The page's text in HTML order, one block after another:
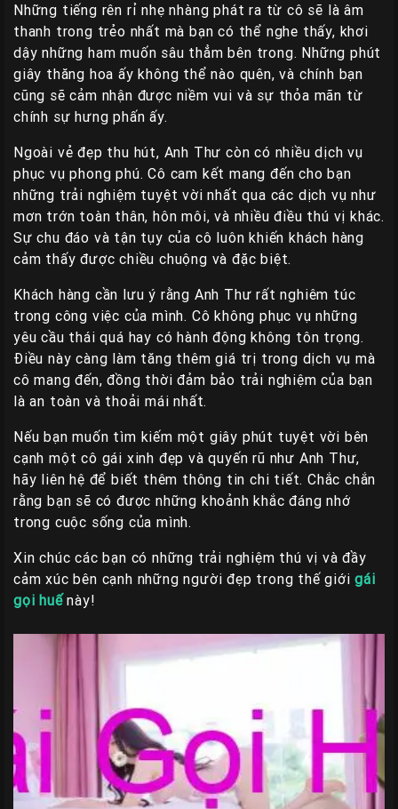
Những tiếng rên rỉ nhẹ nhàng phát ra từ cô sẽ là âm
thanh trong trẻo nhất mà bạn có thể nghe thấy, khơi
dậy những ham muốn sâu thẳm bên trong. Những phút
giây thăng hoa ấy không thể nào quên, và chính bạn
cũng sẽ cảm nhận được niềm vui và sự thỏa mãn từ
chính sự hưng phấn ấy.
Ngoài vẻ đẹp thu hút, Anh Thư còn có nhiều dịch vụ
phục vụ phong phú. Cô cam kết mang đến cho bạn
những trải nghiệm tuyệt vời nhất qua các dịch vụ như
mơn trớn toàn thân, hôn môi, và nhiều điều thú vị khác.
Sự chu đáo và tận tụy của cô luôn khiến khách hàng
cảm thấy được chiều chuộng và đặc biệt.
Khách hàng cần lưu ý rằng Anh Thư rất nghiêm túc
trong công việc của mình. Cô không phục vụ những
yêu cầu thái quá hay có hành động không tôn trọng.
Điều này càng làm tăng thêm giá trị trong dịch vụ mà
cô mang đến, đồng thời đảm bảo trải nghiệm của bạn
là an toàn và thoải mái nhất.
Nếu bạn muốn tìm kiếm một giây phút tuyệt vời bên
cạnh một cô gái xinh đẹp và quyến rũ như Anh Thư,
hãy liên hệ để biết thêm thông tin chi tiết. Chắc chắn
rằng bạn sẽ có được những khoảnh khắc đáng nhớ
trong cuộc sống của mình.
Xin chúc các bạn có những trải nghiệm thú vị và đầy
cảm xúc bên cạnh những người đẹp trong thế giớigái
gọi huếnày!